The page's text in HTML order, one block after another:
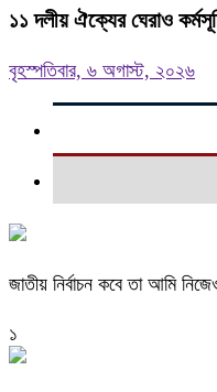
‎১১ দলীয় ঐক্যের ঘেরাও
বৃহস্পতিবার, ৬ অগাস্ট, ২০২৬
জাতীয় নির্বাচন কবে তা আমি
১